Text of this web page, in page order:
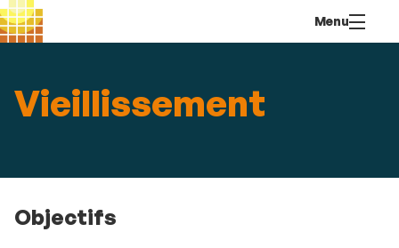
contenu
Menu
Vieillissement
Objectifs